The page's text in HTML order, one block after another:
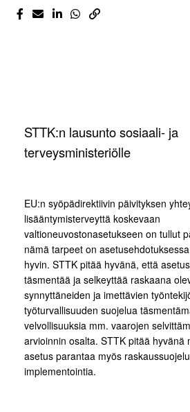
STTK:n lausunto sosiaali- ja
terveysministeriölle
EU:n syöpädirektiivin päivityksen
lisääntymisterveyttä koskevaan
valtioneuvostonasetukseen on tullut
nämä tarpeet on
hyvin. STTK pitää hyvänä, että
täsmentää ja selkeyttää raskaana
synnyttäneiden ja imettävien
työturvallisuuden suojelua
velvollisuuksia mm. vaarojen
arvioinnin osalta. STTK pitää hyvänä
asetus parantaa myös
implementointia.